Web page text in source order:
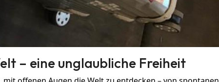
– eine unglaubliche Freiheit